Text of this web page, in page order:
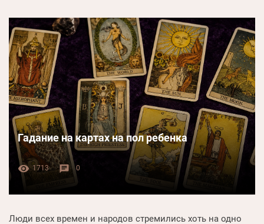
Гадание на картах на пол ребенка
visibility 1713 chat 0
Люди всех времен и народов стремились хоть на одно